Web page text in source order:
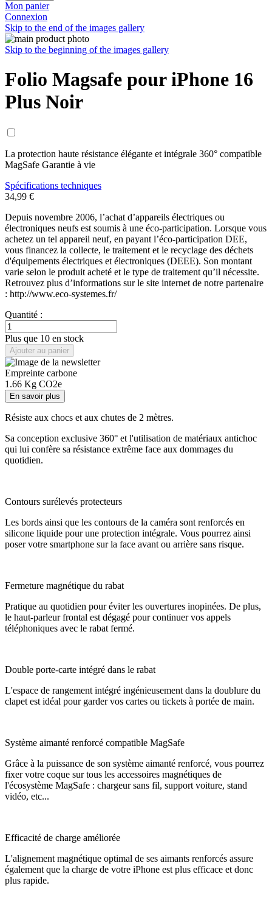
Mon panier
Connexion
Skip to the end of the images gallery
Skip to the beginning of the images gallery
Folio Magsafe pour iPhone 16
Plus Noir
La protection haute résistance élégante et intégrale 360° compatible
MagSafe Garantie à vie
Spécifications techniques
34,99 €
Depuis novembre 2006, l’achat d’appareils électriques ou
électroniques neufs est soumis à une éco-participation. Lorsque vous
achetez un tel appareil neuf, en payant l’éco-participation DEE,
vous financez la collecte, le traitement et le recyclage des déchets
d'équipements électriques et électroniques (DEEE). Son montant
varie selon le produit acheté et le type de traitement qu’il nécessite.
Retrouvez plus d’informations sur le site internet de notre partenaire
: http://www.eco-systemes.fr/
Quantité :
Plus que 10 en stock
Ajouter au panier
Empreinte carbone
1.66 Kg CO2e
En savoir plus
Résiste aux chocs et aux chutes de 2 mètres.
Sa conception exclusive 360° et l'utilisation de matériaux antichoc
qui lui confère sa résistance extrême face aux dommages du
quotidien.
Contours surélevés protecteurs
Les bords ainsi que les contours de la caméra sont renforcés en
silicone liquide pour une protection intégrale. Vous pourrez ainsi
poser votre smartphone sur la face avant ou arrière sans risque.
Fermeture magnétique du rabat
Pratique au quotidien pour éviter les ouvertures inopinées. De plus,
le haut-parleur frontal est dégagé pour continuer vos appels
téléphoniques avec le rabat fermé.
Double porte-carte intégré dans le rabat
L'espace de rangement intégré ingénieusement dans la doublure du
clapet est idéal pour garder vos cartes ou tickets à portée de main.
Système aimanté renforcé compatible MagSafe
Grâce à la puissance de son système aimanté renforcé, vous pourrez
fixer votre coque sur tous les accessoires magnétiques de
l'écosystème MagSafe : chargeur sans fil, support voiture, stand
vidéo, etc...
Efficacité de charge améliorée
L'alignement magnétique optimal de ses aimants renforcés assure
également que la charge de votre iPhone est plus efficace et donc
plus rapide.